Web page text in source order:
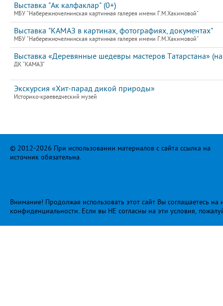
Выставка "Ак калфаклар" (0+)
МБУ "Набережночелнинская картинная галерея имени Г.М.Хакимовой"
Выставка "КАМАЗ в картинах, фотографиях, документах"
МБУ "Набережночелнинская картинная галерея имени Г.М.Хакимовой"
Выставка «Деревянные шедевры мастеров Татарстана»
ДК "КАМАЗ"
Экскурсия «Хит-парад дикой природы»
Историко-краеведческий музей
© 2012-2026 При использовании материалов с сайта ссылка на
источник обязательна.
Внимание! Продолжая использовать этот сайт Вы соглашаетесь
конфиденциальности. Если вы НЕ согласны на эти условия,